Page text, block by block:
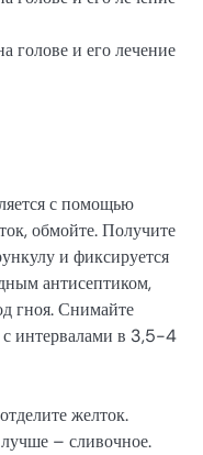
с помощью
обмойте. Получите
и фиксируется
антисептиком,
гноя. Снимайте
с интервалами в 3,5-4
желток.
– сливочное.